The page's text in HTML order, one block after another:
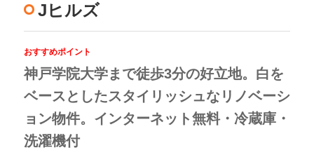
Jヒルズ
おすすめポイント
神戸学院大学まで徒歩3分の好立地。白を
ベースとしたスタイリッシュなリノベーシ
ョン物件。インターネット無料・冷蔵庫・
洗濯機付